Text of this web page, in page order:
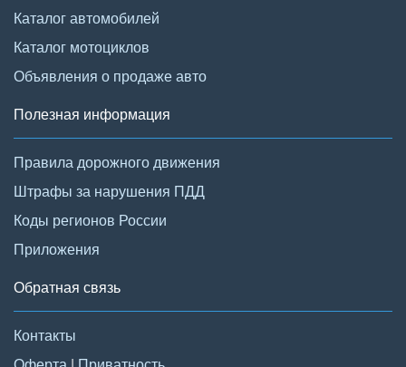
Каталог автомобилей
Каталог мотоциклов
Объявления о продаже авто
Полезная информация
Правила дорожного движения
Штрафы за нарушения ПДД
Коды регионов России
Приложения
Обратная связь
Контакты